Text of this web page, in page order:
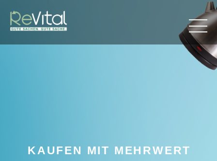
KAUFEN MIT MEHRWERT